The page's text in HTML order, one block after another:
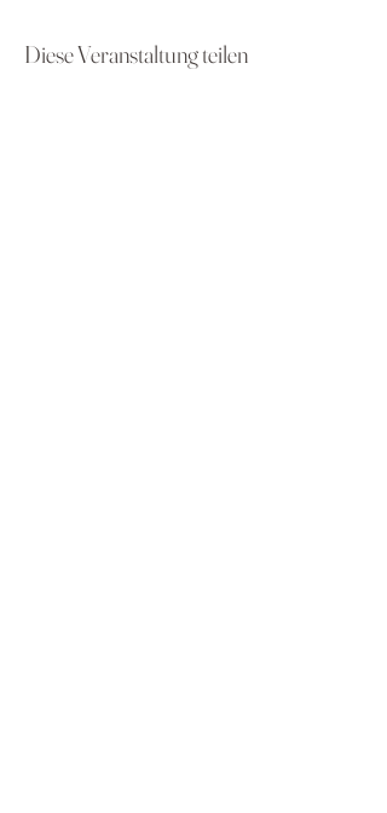
Diese Veranstaltung teilen